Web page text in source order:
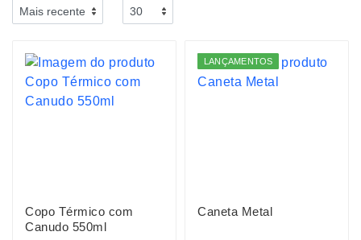
Copo Térmico com
Canudo 550ml
LANÇAMENTOS
Caneta Metal